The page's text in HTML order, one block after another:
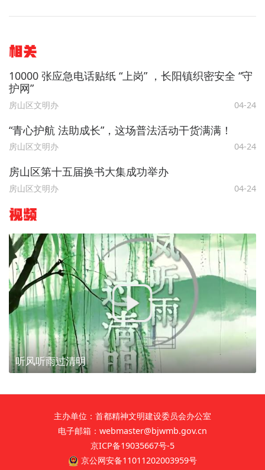
相关
10000 张应急电话贴纸 “上岗” ，长阳镇织密安全 “守
护网”
房山区文明办 04-24
“青心护航 法助成长”，这场普法活动干货满满！
房山区文明办 04-24
房山区第十五届换书大集成功举办
房山区文明办 04-24
视频
听风听雨过清明
主办单位：首都精神文明建设委员会办公室
电子邮箱：webmaster@bjwmb.gov.cn
京ICP备19035667号-5
京公网安备11011202003959号